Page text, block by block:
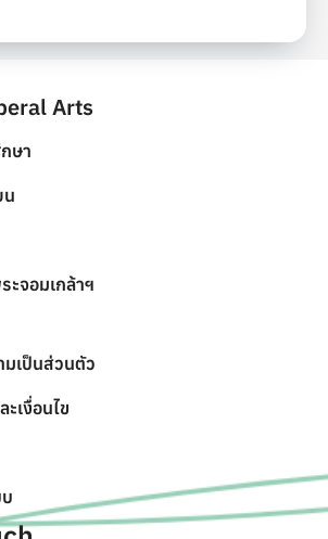
Arts
ษา
น
ะจอมเกล้าฯ
มเป็นส่วนตัว
เงื่อนไข